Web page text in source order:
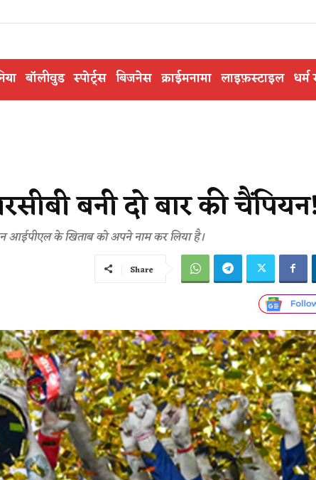
बॉलीवुड स्पोर्ट्स बिजनेस क्राईमनामा लाइफ़स्टाइल
बनी दो बार की
आईपीएल के खिताब को अपने नाम कर लिया है।
Share